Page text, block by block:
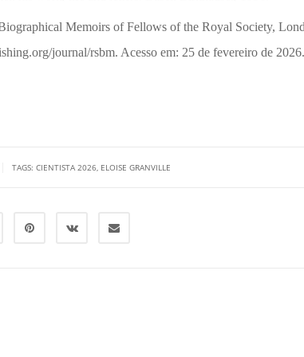
Memoirs of Fellows of the Royal Society,
journal/rsbm. Acesso em: 25 de fevereiro de 2026.
TAGS: CIENTISTA 2026 ELOISE GRANVILLE